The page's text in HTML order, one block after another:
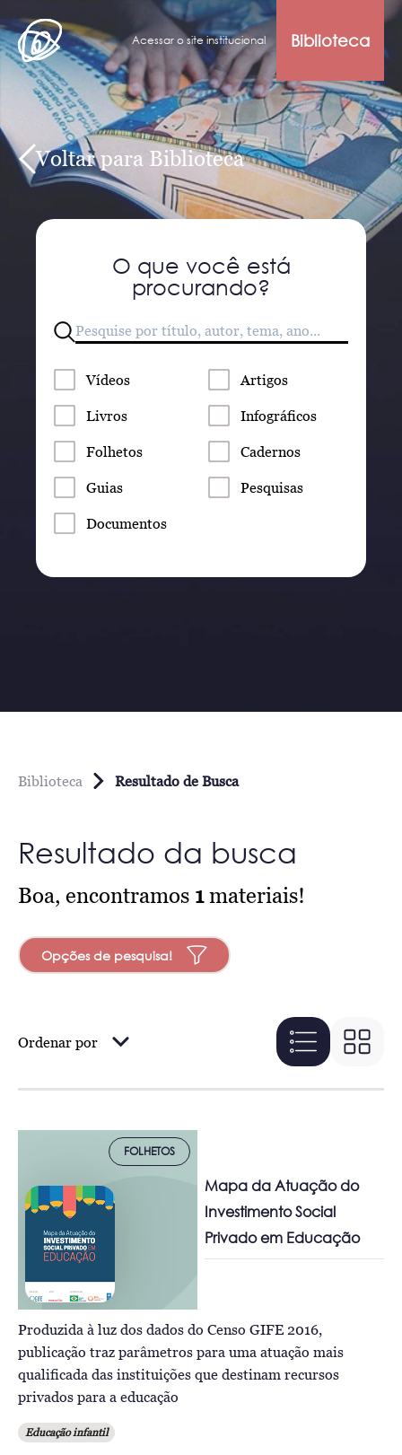
Acessar o site institucional Biblioteca
Voltar para Biblioteca
O que você está
procurando?
Vídeos Artigos
Livros Infográficos
Folhetos Cadernos
Guias Pesquisas
Documentos
Biblioteca Resultado de Busca
Resultado da busca
Boa, encontramos 1materiais!
Opções de pesquisa!
Ordenar por
FOLHETOS
Mapa da Atuação do
Investimento Social
Privado em Educação
Produzida à luz dos dados do Censo GIFE 2016,
publicação traz parâmetros para uma atuação mais
qualificada das instituições que destinam recursos
privados para a educação
Educação infantil